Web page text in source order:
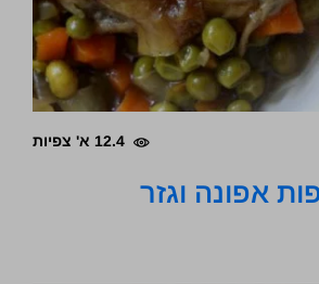
12.4 א' צפיות
אפונה וגזר